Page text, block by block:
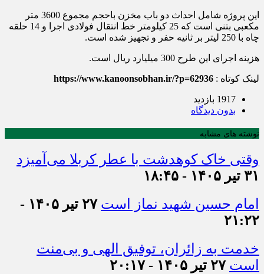
این پروژه شامل احداث دو باب مخزن باحجم مجموع 3600 متر
مکعبی بتنی است که 25 کیلومتر خط انتقال فولادی اجرا و 14 حلقه
چاه با 250 لیتر بر ثانیه حفر و تجهیز شده است.
هزینه اجرای این طرح 300 میلیارد ریال است.
لینک کوتاه : https://www.kanoonsobhan.ir/?p=62936
1917 بازدید
بدون دیدگاه
نوشته های مشابه
وقتی خاک کوهدشت با عطر کربلا می‌آمیزد
۳۱ تیر ۱۴۰۵ - ۱۸:۴۵
امام حسین شهید نماز است
۲۷ تیر ۱۴۰۵ -
۲۱:۲۲
خدمت به زائران، توفیق الهی و بی‌منت
است ۲۷ تیر ۱۴۰۵ - ۲۰:۱۷